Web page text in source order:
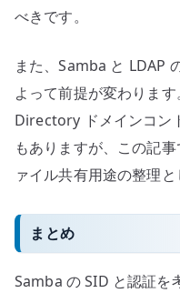
べきです。
また、Samba と LDAP
よって前提が変わりま
Directory ドメインコン
もありますが、この記
ァイル共有用途の整理と
まとめ
Samba の SID と認証を